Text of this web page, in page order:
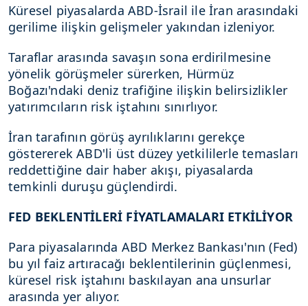
Küresel piyasalarda ABD-İsrail ile İran arasındaki
gerilime ilişkin gelişmeler yakından izleniyor.
Taraflar arasında savaşın sona erdirilmesine
yönelik görüşmeler sürerken, Hürmüz
Boğazı'ndaki deniz trafiğine ilişkin belirsizlikler
yatırımcıların risk iştahını sınırlıyor.
İran tarafının görüş ayrılıklarını gerekçe
göstererek ABD'li üst düzey yetkililerle temasları
reddettiğine dair haber akışı, piyasalarda
temkinli duruşu güçlendirdi.
FED BEKLENTİLERİ FİYATLAMALARI ETKİLİYOR
Para piyasalarında ABD Merkez Bankası'nın (Fed)
bu yıl faiz artıracağı beklentilerinin güçlenmesi,
küresel risk iştahını baskılayan ana unsurlar
arasında yer alıyor.